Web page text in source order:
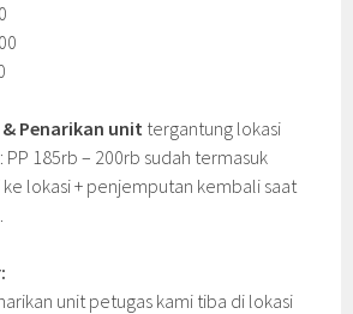
Penarikan unit tergantung lokasi
PP 185rb – 200rb sudah termasuk
lokasi + penjemputan kembali saat
unit petugas kami tiba di lokasi